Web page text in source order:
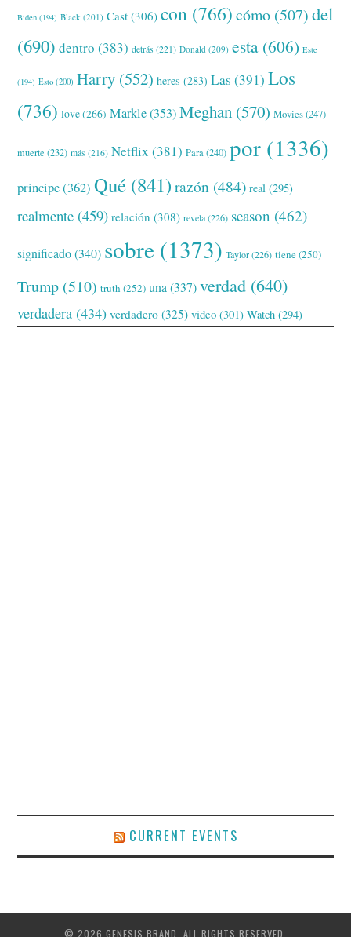
Biden (194) Black (201) Cast (306) con (766) cómo (507) del
(690) dentro (383) detrás (221) Donald (209) esta (606) Este
(194) Esto (200) Harry (552) heres (283) Las (391) Los
(736) love(266) Markle(353) Meghan (570) Movies(247)
muerte (232) más (216) Netflix (381) Para(240) por (1336)
príncipe(362) Qué (841) razón (484) real (295)
realmente (459) relación (308) revela(226) season (462)
significado(340) sobre (1373) Taylor(226) tiene(250)
Trump (510) truth (252) una(337) verdad (640)
verdadera (434) verdadero (325) video (301) Watch (294)
CURRENT EVENTS
© 2026 GENESIS BRAND. ALL RIGHTS RESERVED.